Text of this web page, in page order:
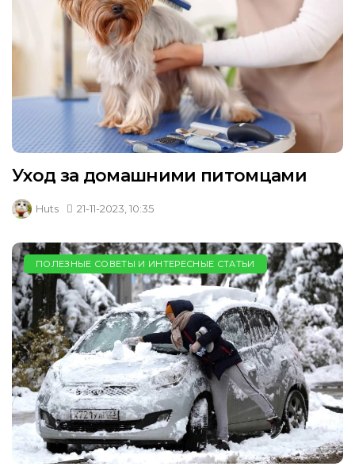
Уход за домашними питомцами
Huts 21-11-2023, 10:35
ПОЛЕЗНЫЕ СОВЕТЫ И ИНТЕРЕСНЫЕ СТАТЬИ